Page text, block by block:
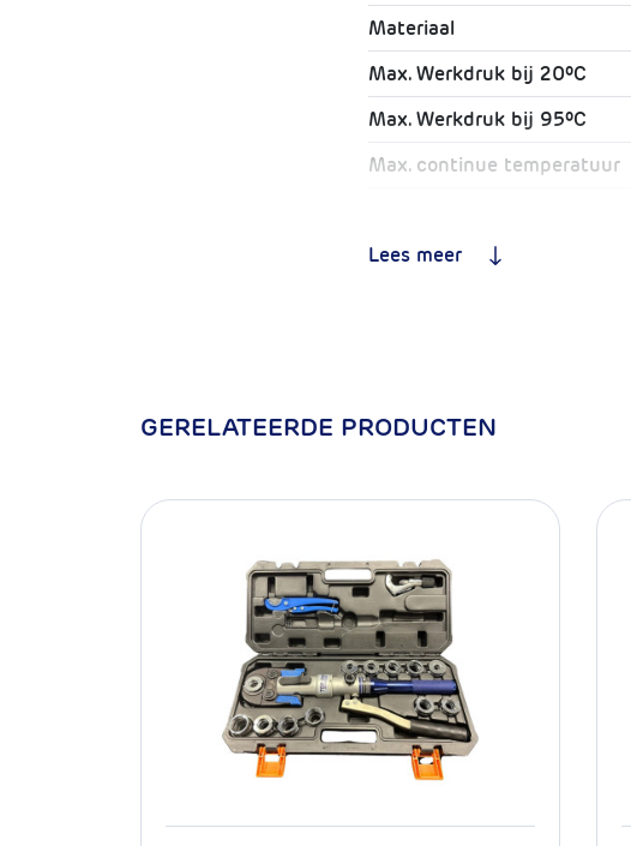
Materiaal
Max. Werkdruk bij 20ºC
Max. Werkdruk bij 95ºC
Max. continue temperatuur
Toepassing
Garantie
Wanddikte
SKU
Lees meer
GERELATEERDE PRODUCTEN